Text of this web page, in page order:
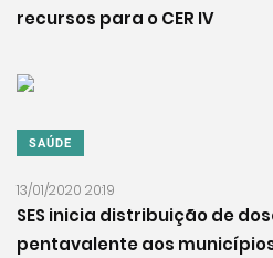
recursos para o CER IV
SAÚDE
13/01/2020 20:19
SES inicia distribuição de
pentavalente aos